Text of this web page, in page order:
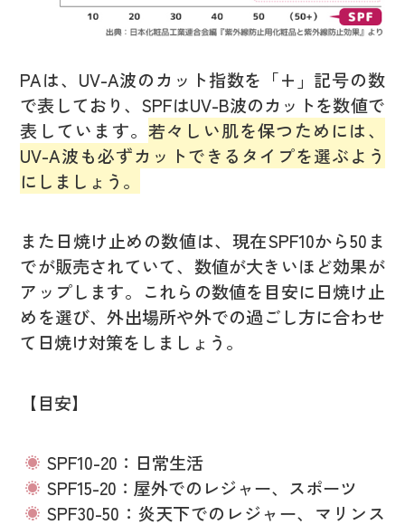
PAは、UV-A波のカット指数を「+」記号の数
で表しており、SPFはUV-B波のカットを数値で
表しています。 若々しい肌を保つためには、
UV-A波も必ずカットできるタイプを選ぶよう
にしましょう。
また日焼け止めの数値は、現在SPF10から50ま
でが販売されていて、数値が大きいほど効果が
アップします。これらの数値を目安に日焼け止
めを選び、外出場所や外での過ごし方に合わせ
て日焼け対策をしましょう。
【目安】
SPF10-20：日常生活
SPF15-20：屋外でのレジャー、スポーツ
SPF30-50：炎天下でのレジャー、マリンス